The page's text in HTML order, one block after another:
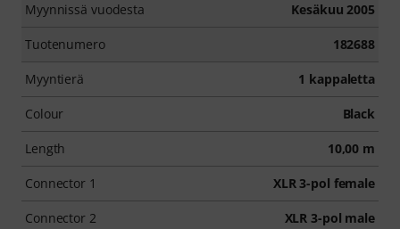
Myynnissä vuodesta Kesäkuu 2005
Tuotenumero 182688
Myyntierä 1 kappaletta
Colour Black
Length 10,00 m
Connector 1 XLR 3-pol female
Connector 2 XLR 3-pol male